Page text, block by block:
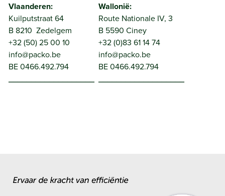
Vlaanderen:
Kuilputstraat 64
B 8210 Zedelgem
+32 (50) 25 00 10
info@packo.be
BE 0466.492.794
___________________
Wallonië:
Route Nationale IV, 3
B 5590 Ciney
+32 (0)83 61 14 74
info@packo.be
BE 0466.492.794
___________________